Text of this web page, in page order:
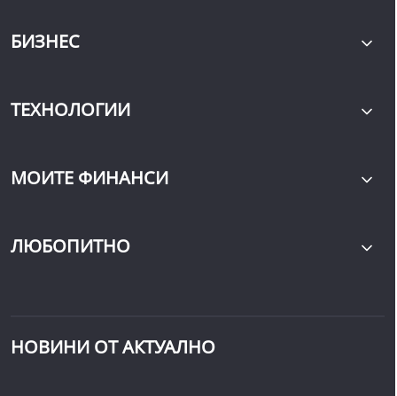
БИЗНЕС
ТЕХНОЛОГИИ
МОИТЕ ФИНАНСИ
ЛЮБОПИТНО
НОВИНИ ОТ АКТУАЛНО